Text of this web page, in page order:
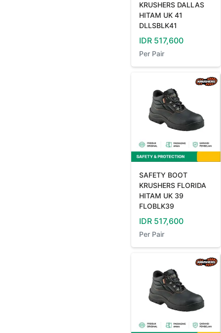
KRUSHERS DALLAS
HITAM UK 41
DLLSBLK41
IDR 517,600
Per Pair
SAFETY BOOT
KRUSHERS FLORIDA
HITAM UK 39
FLOBLK39
IDR 517,600
Per Pair